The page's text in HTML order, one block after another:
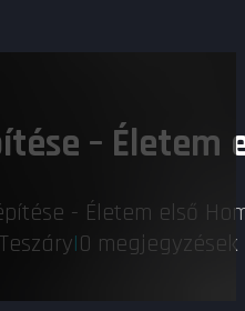
– Életem
- Életem első
|0 megjegyzések